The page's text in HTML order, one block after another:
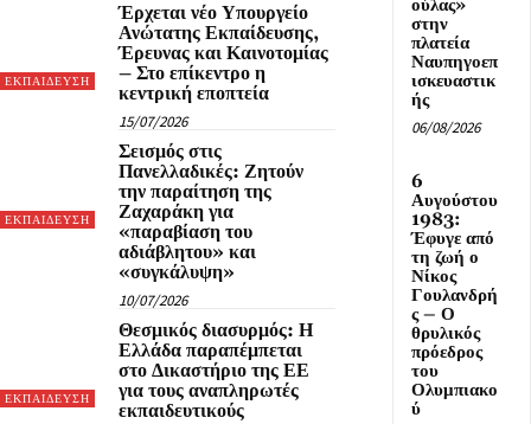
ΕΚΠΑΙΔΕΥΣΗ
Έρχεται νέο Υπουργείο
Ανώτατης Εκπαίδευσης,
Έρευνας και Καινοτομίας
– Στο επίκεντρο η
κεντρική εποπτεία
15/07/2026
ΕΚΠΑΙΔΕΥΣΗ
Σεισμός στις
Πανελλαδικές: Ζητούν
την παραίτηση της
Ζαχαράκη για
«παραβίαση του
αδιάβλητου» και
«συγκάλυψη»
10/07/2026
ΕΚΠΑΙΔΕΥΣΗ
Θεσμικός διασυρμός: Η
Ελλάδα παραπέμπεται
στο Δικαστήριο της ΕΕ
για τους αναπληρωτές
εκπαιδευτικούς
ούλας»
στην
πλατεία
Ναυπηγοεπ
ισκευαστικ
ής
06/08/2026
6
Αυγούστου
1983:
Έφυγε από
τη ζωή ο
Νίκος
Γουλανδρή
ς – Ο
θρυλικός
πρόεδρος
του
Ολυμπιακο
ύ